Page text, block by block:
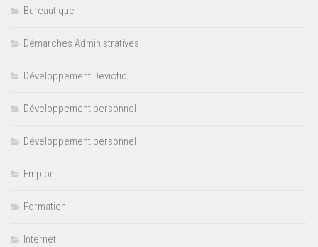
Bureautique
Démarches Administratives
Développement Devictio
Développement personnel
Développement personnel
Emploi
Formation
Internet